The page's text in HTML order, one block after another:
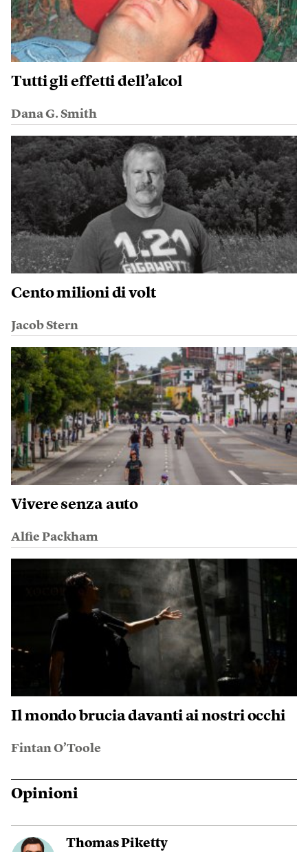
Tutti gli effetti dell’alcol
Dana G. Smith
Cento milioni di volt
Jacob Stern
Vivere senza auto
Alfie Packham
Il mondo brucia davanti ai nostri occhi
Fintan O’Toole
Opinioni
Thomas Piketty